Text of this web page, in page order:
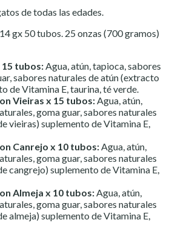
de todas las edades.
14 gx 50 tubos. 25 onzas (700 gramos)
15 tubos:Agua, atún, tapioca, sabores
sabores naturales de atún (extracto
de Vitamina E, taurina, té verde.
Vieiras x 15 tubos:Agua, atún,
goma guar, sabores naturales
vieiras) suplemento de Vitamina E,
Canrejo x 10 tubos:Agua, atún,
goma guar, sabores naturales
cangrejo) suplemento de Vitamina E,
Almeja x 10 tubos:Agua, atún,
goma guar, sabores naturales
almeja) suplemento de Vitamina E,